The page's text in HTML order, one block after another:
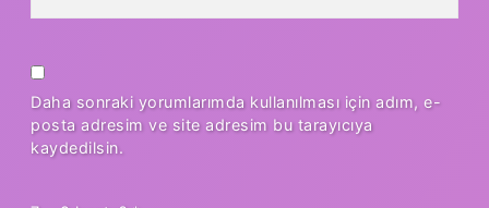
Daha sonraki yorumlarımda kullanılması için adım, e-
posta adresim ve site adresim bu tarayıcıya
kaydedilsin.